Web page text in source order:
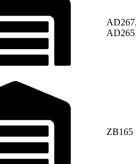
AD265
ZB165